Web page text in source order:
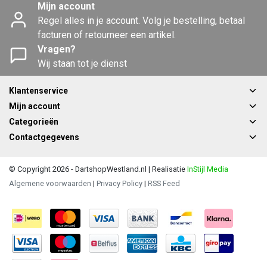
Mijn account
Regel alles in je account. Volg je bestelling, betaal
facturen of retourneer een artikel.
Vragen?
Wij staan tot je dienst
Klantenservice
Mijn account
Categorieën
Contactgegevens
© Copyright 2026 - DartshopWestland.nl | Realisatie InStijl Media
Algemene voorwaarden | Privacy Policy | RSS Feed